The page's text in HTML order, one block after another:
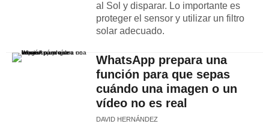
al Sol y disparar. Lo importante es
proteger el sensor y utilizar un filtro
solar adecuado.
WhatsApp prepara una
función para que sepas
cuándo una imagen o un
vídeo no es real
DAVID HERNÁNDEZ